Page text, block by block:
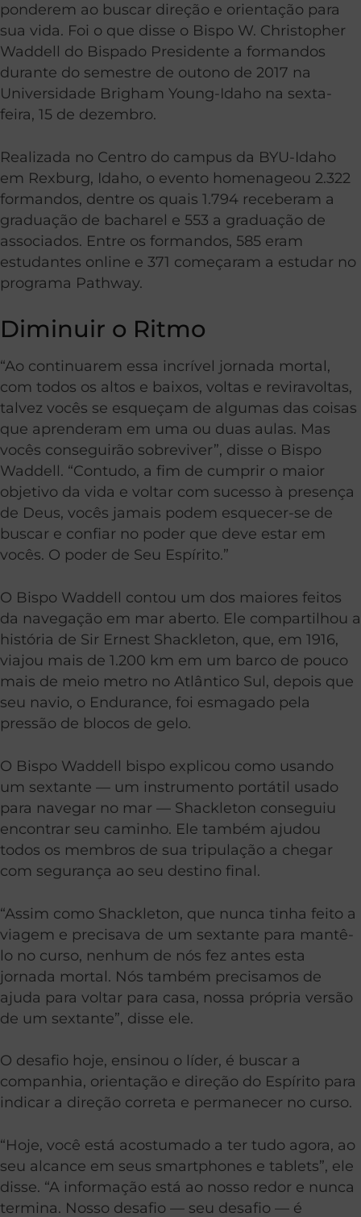
ponderem ao buscar direção e orientação para
sua vida. Foi o que disse o Bispo W. Christopher
Waddell do Bispado Presidente a formandos
durante do semestre de outono de 2017 na
Universidade Brigham Young-Idaho na sexta-
feira, 15 de dezembro.
Realizada no Centro do campus da BYU-Idaho
em Rexburg, Idaho, o evento homenageou 2.322
formandos, dentre os quais 1.794 receberam a
graduação de bacharel e 553 a graduação de
associados. Entre os formandos, 585 eram
estudantes online e 371 começaram a estudar no
programa Pathway.
Diminuir o Ritmo
“Ao continuarem essa incrível jornada mortal,
com todos os altos e baixos, voltas e reviravoltas,
talvez vocês se esqueçam de algumas das coisas
que aprenderam em uma ou duas aulas. Mas
vocês conseguirão sobreviver”, disse o Bispo
Waddell. “Contudo, a fim de cumprir o maior
objetivo da vida e voltar com sucesso à presença
de Deus, vocês jamais podem esquecer-se de
buscar e confiar no poder que deve estar em
vocês. O poder de Seu Espírito.”
O Bispo Waddell contou um dos maiores feitos
da navegação em mar aberto. Ele compartilhou a
história de Sir Ernest Shackleton, que, em 1916,
viajou mais de 1.200 km em um barco de pouco
mais de meio metro no Atlântico Sul, depois que
seu navio, o Endurance, foi esmagado pela
pressão de blocos de gelo.
O Bispo Waddell bispo explicou como usando
um sextante — um instrumento portátil usado
para navegar no mar — Shackleton conseguiu
encontrar seu caminho. Ele também ajudou
todos os membros de sua tripulação a chegar
com segurança ao seu destino final.
“Assim como Shackleton, que nunca tinha feito a
viagem e precisava de um sextante para mantê-
lo no curso, nenhum de nós fez antes esta
jornada mortal. Nós também precisamos de
ajuda para voltar para casa, nossa própria versão
de um sextante”, disse ele.
O desafio hoje, ensinou o líder, é buscar a
companhia, orientação e direção do Espírito para
indicar a direção correta e permanecer no curso.
“Hoje, você está acostumado a ter tudo agora, ao
seu alcance em seus smartphones e tablets”, ele
disse. “A informação está ao nosso redor e nunca
termina. Nosso desafio — seu desafio — é